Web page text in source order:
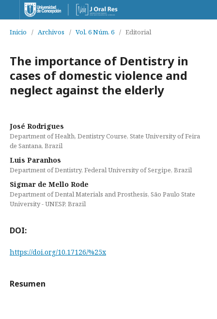
Inicio / Archivos / Vol. 6 Núm. 6 / Editorial
The importance of Dentistry in
cases of domestic violence and
neglect against the elderly
José Rodrigues
Department of Health, Dentistry Course, State University of Feira
de Santana, Brazil
Luis Paranhos
Department of Dentistry, Federal University of Sergipe, Brazil
Sigmar de Mello Rode
Department of Dental Materials and Prosthesis, São Paulo State
University - UNESP, Brazil
DOI:
https://doi.org/10.17126/%25x
Resumen